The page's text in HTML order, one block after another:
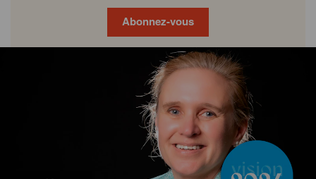
Abonnez-vous